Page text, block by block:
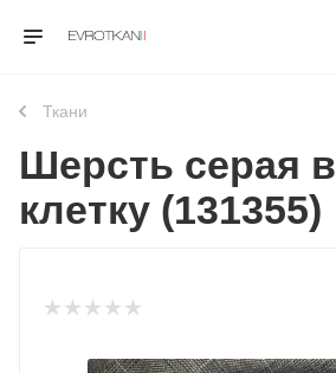
Ткани
Шерсть серая в
клетку (131355)